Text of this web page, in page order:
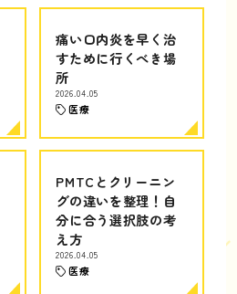
痛い口内炎を早く治
すために行くべき場
所
2026.04.05
医療
PMTCとクリーニン
グの違いを整理！自
分に合う選択肢の考
え方
2026.04.05
医療